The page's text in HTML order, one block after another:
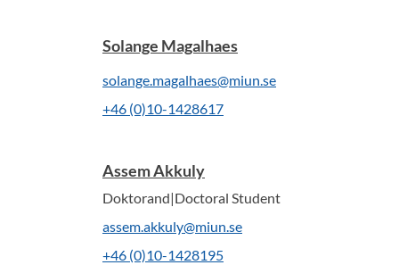
Solange Magalhaes
solange.magalhaes@miun.se
+46 (0)10-1428617
Assem Akkuly
Doktorand|Doctoral Student
assem.akkuly@miun.se
+46 (0)10-1428195